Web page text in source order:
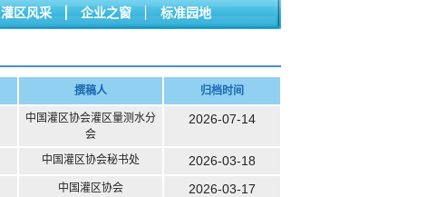
灌区风采 企业之窗 标准园地
撰稿人 归档时间
中国灌区协会灌区量测水分
会
2026-07-14
中国灌区协会秘书处 2026-03-18
中国灌区协会 2026-03-17